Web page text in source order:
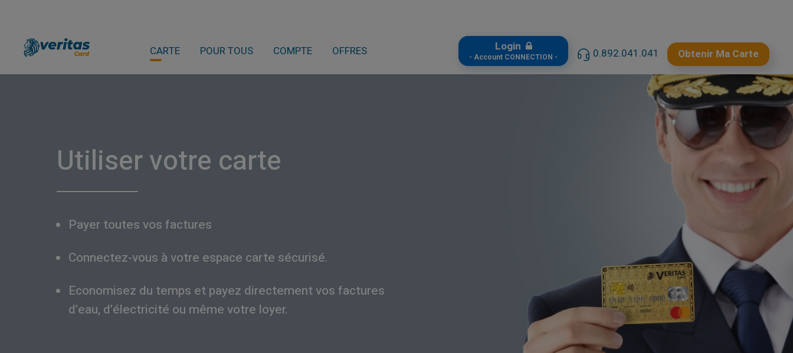
CARTE POUR TOUS COMPTE OFFRES Login
- Account CONNECTION - 0.892.041.041 Obtenir Ma Carte
Utiliser votre carte
Payer toutes vos factures
Connectez-vous à votre espace carte sécurisé.
Economisez du temps et payez directement vos factures
d’eau, d’électricité ou même votre loyer.